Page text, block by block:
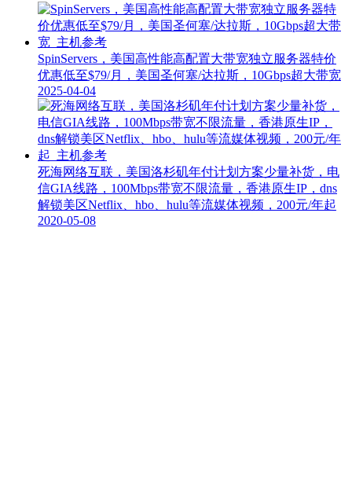
SpinServers，美国高性能高配置大带宽独立服务器特价
优惠低至$79/月，美国圣何塞/达拉斯，10Gbps超大带宽
2025-04-04
死海网络互联，美国洛杉矶年付计划方案少量补货，电
信GIA线路，100Mbps带宽不限流量，香港原生IP，dns
解锁美区Netflix、hbo、hulu等流媒体视频，200元/年起
2020-05-08